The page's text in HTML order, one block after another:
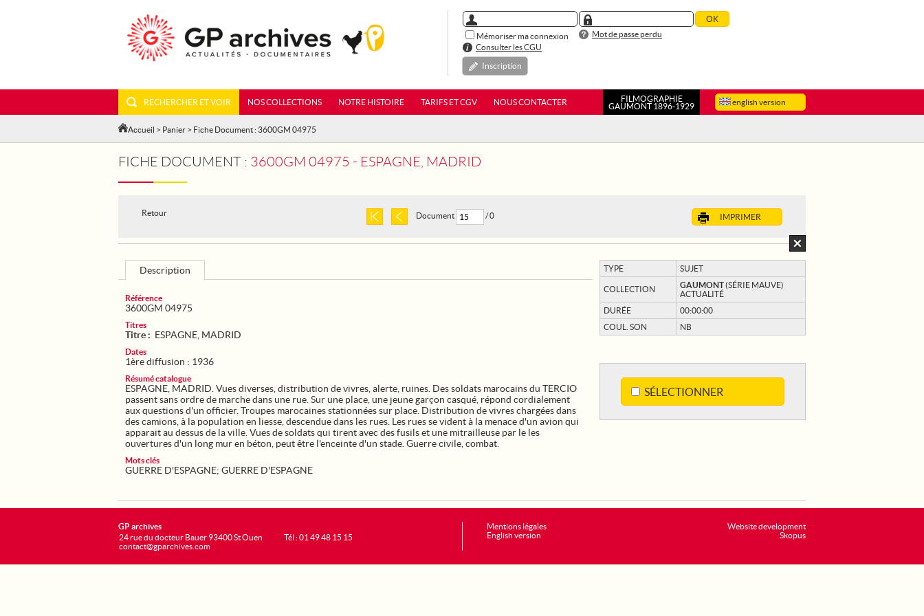
Mémoriser ma connexion
Mot de passe perdu
Consulter les CGU
Inscription
english version
RECHERCHER ET VOIR NOS COLLECTIONS NOTRE HISTOIRE TARIFS ET CGV NOUS CONTACTER
FILMOGRAPHIE
GAUMONT 1896-1929
Accueil > Panier > Fiche Document : 3600GM 04975
FICHE DOCUMENT : 3600GM 04975 - ESPAGNE, MADRID
Retour IMPRIMER
Document / 0
TYPE SUJET
COLLECTION GAUMONT(SÉRIE MAUVE)
ACTUALITÉ
DURÉE
00:00:00
COUL. SON
NB
SÉLECTIONNER
Description
Référence
3600GM 04975
Titres
Titre : ESPAGNE, MADRID
Dates
1ère diffusion : 1936
Résumé catalogue
ESPAGNE, MADRID. Vues diverses, distribution de vivres, alerte, ruines. Des soldats marocains du TERCIO
passent sans ordre de marche dans une rue. Sur une place, une jeune garçon casqué, répond cordialement
aux questions d'un officier. Troupes marocaines stationnées sur place. Distribution de vivres chargées dans
des camions, à la population en liesse, descendue dans les rues. Les rues se vident à la menace d'un avion qui
apparait au dessus de la ville. Vues de soldats qui tirent avec des fusils et une mitrailleuse par le les
ouvertures d'un long mur en béton, peut être l'enceinte d'un stade. Guerre civile, combat.
Mots clés
GUERRE D'ESPAGNE; GUERRE D'ESPAGNE
Website development
Skopus
GP archives
24 rue du docteur Bauer 93400 St Ouen
contact@gparchives.com
Tél : 01 49 48 15 15
Mentions légales
English version